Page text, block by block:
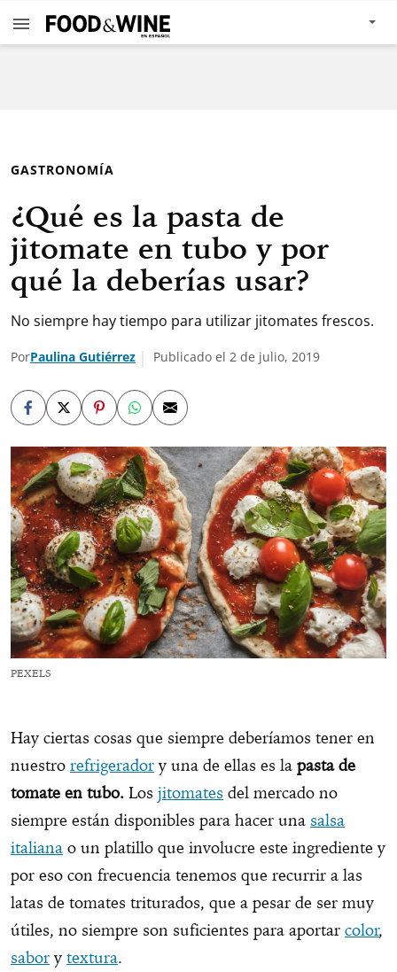
GASTRONOMÍA
¿Qué es la pasta de
jitomate en tubo y por
qué la deberías usar?
No siempre hay tiempo para utilizar jitomates frescos.
PorPaulina Gutiérrez Publicado el 2 de julio, 2019
PEXELS
Hay ciertas cosas que siempre deberíamos tener en
nuestro refrigerador y una de ellas es la pasta de
tomate en tubo. Los jitomates del mercado no
siempre están disponibles para hacer una salsa
italiana o un platillo que involucre este ingrediente y
por eso con frecuencia tenemos que recurrir a las
latas de tomates triturados, que a pesar de ser muy
útiles, no siempre son suficientes para aportar color,
sabor y textura.